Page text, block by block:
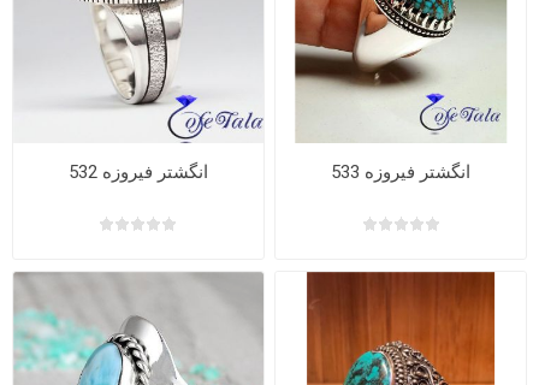
انگشتر فیروزه 532 انگشتر فیروزه 533